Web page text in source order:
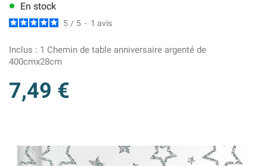
lens En stock
5 / 5 - 1 avis
Inclus : 1 Chemin de table anniversaire argenté de
400cmx28cm
7,49 €